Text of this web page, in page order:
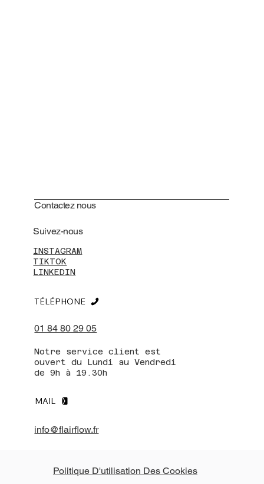
Contactez nous
INSTAGRAM
TIKTOK
LINKEDIN
Suivez-nous
01 84 80 29 05
TÉLÉPHONE
Notre service client est
ouvert du Lundi au Vendredi
de 9h à 19.30h
MAIL
info@flairflow.fr
Politique D'utilisation Des Cookies